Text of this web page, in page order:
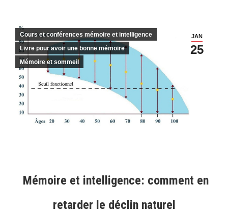
JAN
25
Cours et conférences mémoire et intelligence
Livre pour avoir une bonne mémoire
Mémoire et sommeil
Mémoire et intelligence: comment en
retarder le déclin naturel